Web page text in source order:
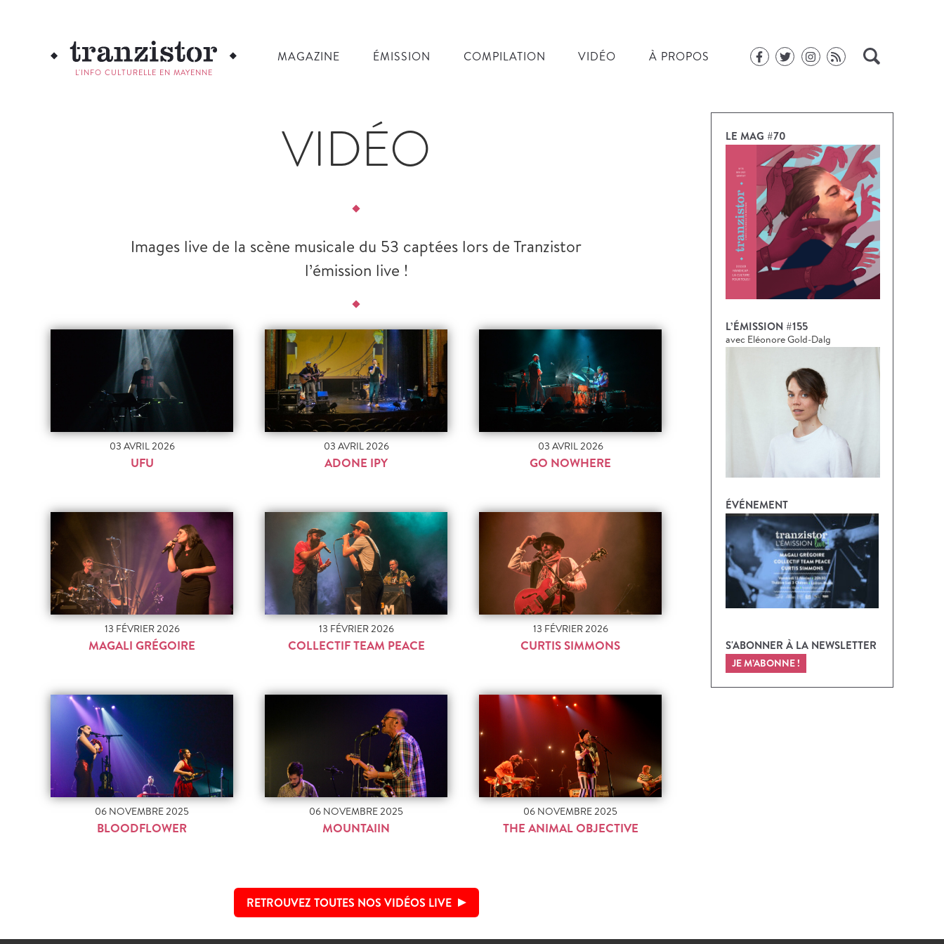
L'INFO CULTURELLE EN MAYENNE
MAGAZINE ÉMISSION COMPILATION VIDÉO À PROPOS
VIDÉO
Images live de la scène musicale du 53 captées lors de Tranzistor
l’émission live !
03 AVRIL 2026
UFU
03 AVRIL 2026
ADONE IPY
03 AVRIL 2026
GO NOWHERE
13 FÉVRIER 2026
MAGALI GRÉGOIRE
13 FÉVRIER 2026
COLLECTIF TEAM PEACE
13 FÉVRIER 2026
CURTIS SIMMONS
06 NOVEMBRE 2025
BLOODFLOWER
06 NOVEMBRE 2025
MOUNTAIIN
06 NOVEMBRE 2025
THE ANIMAL OBJECTIVE
RETROUVEZ TOUTES NOS VIDÉOS LIVE
LE MAG #70
L’ÉMISSION #155
avec Eléonore Gold-Dalg
ÉVÉNEMENT
S'ABONNER À LA NEWSLETTER
JE M’ABONNE !